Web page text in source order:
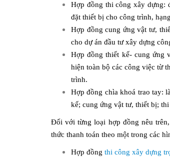
Hợp đồng thi công xây dựng:
đặt thiết bị cho công trình,
Hợp đồng cung ứng vật tư,
cho dự án đầu tư xây dựng
Hợp đồng thiết kế- cung ứng
hiện toàn bộ các công việc từ
trình.
Hợp đồng chìa khoá trao tay:
kế; cung ứng vật tư, thiết bị;
Đối với từng loại hợp đồng nêu
thức thanh toán theo một trong các
Hợp đồng thi công xây dựng